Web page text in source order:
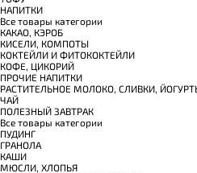
НАПИТКИ
Все товары категории
КАКАО, КЭРОБ
КИСЕЛИ, КОМПОТЫ
КОКТЕЙЛИ И ФИТОКОКТЕЙЛИ
КОФЕ, ЦИКОРИЙ
ПРОЧИЕ НАПИТКИ
РАСТИТЕЛЬНОЕ МОЛОКО, СЛИВКИ,
ЧАЙ
ПОЛЕЗНЫЙ ЗАВТРАК
Все товары категории
ПУДИНГ
ГРАНОЛА
КАШИ
МЮСЛИ, ХЛОПЬЯ